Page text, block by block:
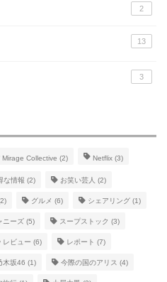
2
13
3
Mirage Collective (2) Netflix (3)
な情報 (2) お笑い芸人 (2)
グルメ (6) シェアリング (1)
ニーズ (5) スープストック (3)
レビュー (6) レポート (7)
木坂46 (1) 今際の国のアリス (4)